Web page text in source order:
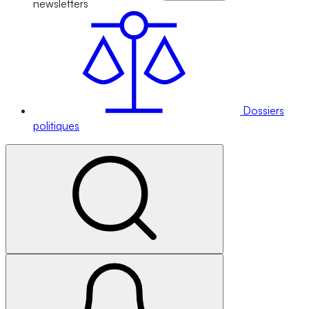
newsletters
Dossiers
politiques